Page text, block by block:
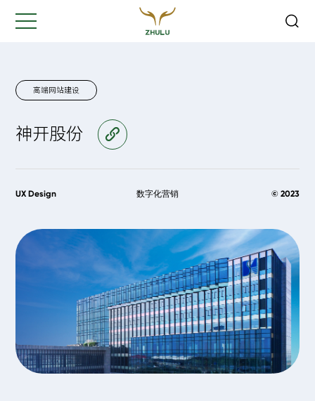
高端网站建设
神开股份
UX Design 数字化营销 © 2023
是我们最重要的工作之一...
您的姓名:*
联系方式:*
您的需求: